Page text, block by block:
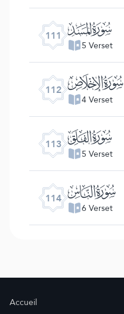
111 ﰜ
5 Verset
112 ﰝ
4 Verset
113 ﰞ
5 Verset
114 ﰟ
6 Verset
Accueil